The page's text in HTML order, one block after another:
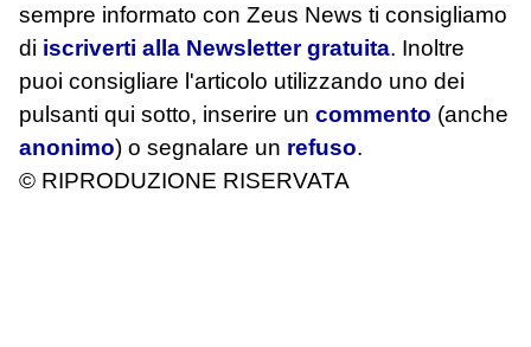
sempre informato con Zeus News ti consigliamo
di iscriverti alla Newsletter gratuita. Inoltre
puoi consigliare l'articolo utilizzando uno dei
pulsanti qui sotto, inserire un commento (anche
anonimo) o segnalare un refuso.
© RIPRODUZIONE RISERVATA